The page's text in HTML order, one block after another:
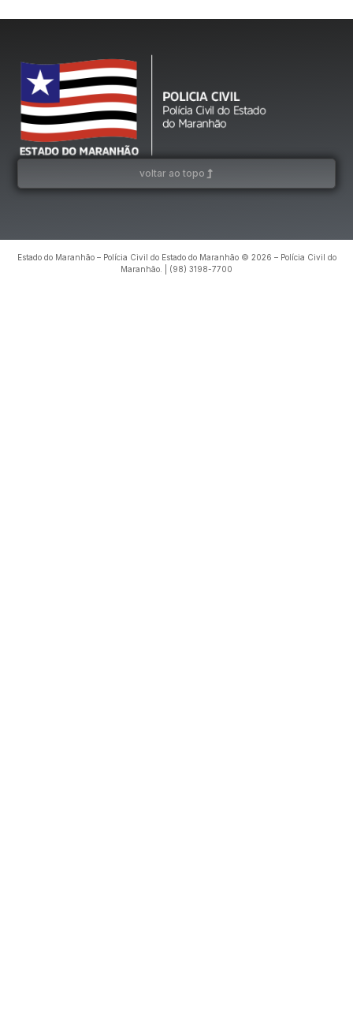
voltar ao topo
Estado do Maranhão – Polícia Civil do Estado do Maranhão © 2026 – Polícia Civil do
Maranhão. | (98) 3198-7700